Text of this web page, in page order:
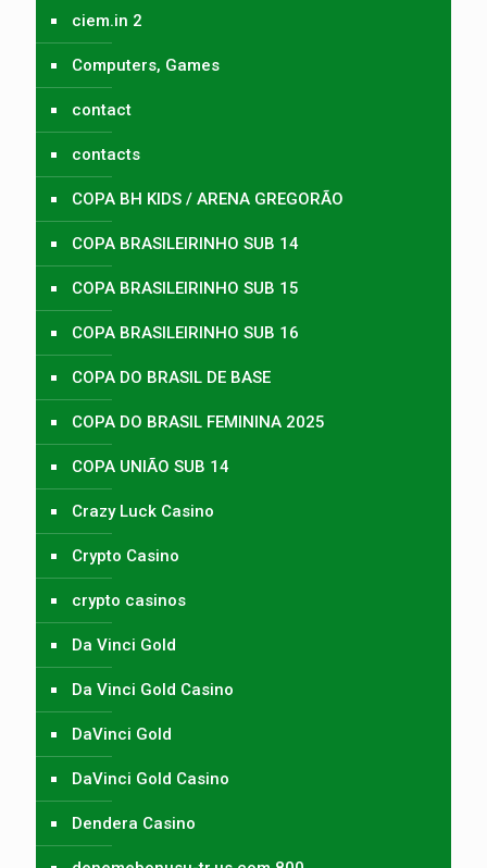
ciem.in 2
Computers, Games
contact
contacts
COPA BH KIDS / ARENA GREGORÃO
COPA BRASILEIRINHO SUB 14
COPA BRASILEIRINHO SUB 15
COPA BRASILEIRINHO SUB 16
COPA DO BRASIL DE BASE
COPA DO BRASIL FEMININA 2025
COPA UNIÃO SUB 14
Crazy Luck Casino
Crypto Casino
crypto casinos
Da Vinci Gold
Da Vinci Gold Casino
DaVinci Gold
DaVinci Gold Casino
Dendera Casino